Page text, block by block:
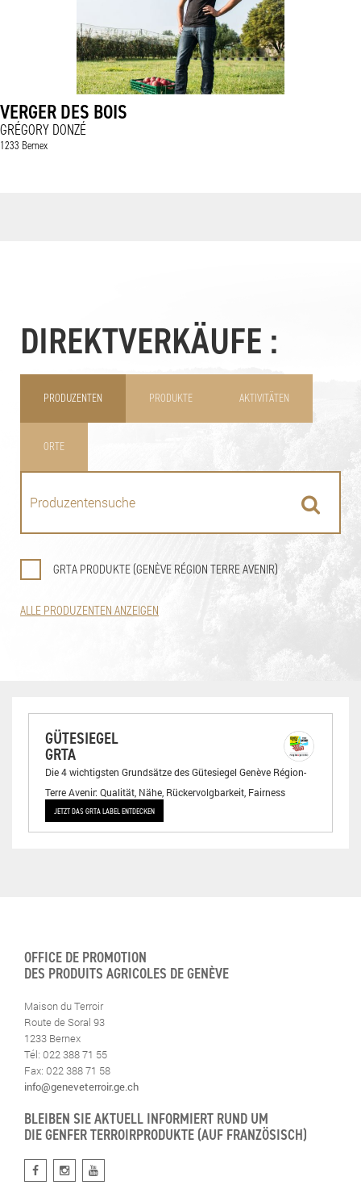
VERGER DES BOIS
GRÉGORY DONZÉ
1233 Bernex
DIREKTVERKÄUFE :
PRODUZENTEN PRODUKTE AKTIVITÄTEN
ORTE
GRTA PRODUKTE (GENÈVE RÉGION TERRE AVENIR)
ALLE PRODUZENTEN ANZEIGEN
GÜTESIEGEL
GRTA
Die 4 wichtigsten Grundsätze des Gütesiegel Genève Région-
Terre Avenir: Qualität, Nähe, Rückervolgbarkeit, Fairness
JETZT DAS GRTA LABEL ENTDECKEN
OFFICE DE PROMOTION
DES PRODUITS AGRICOLES DE GENÈVE
Maison du Terroir
Route de Soral 93
1233 Bernex
Tél: 022 388 71 55
Fax: 022 388 71 58
info@geneveterroir.ge.ch
BLEIBEN SIE AKTUELL INFORMIERT RUND UM
DIE GENFER TERROIRPRODUKTE (AUF FRANZÖSISCH)